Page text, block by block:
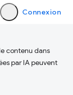
Connexion
contenu dans
par IA peuvent